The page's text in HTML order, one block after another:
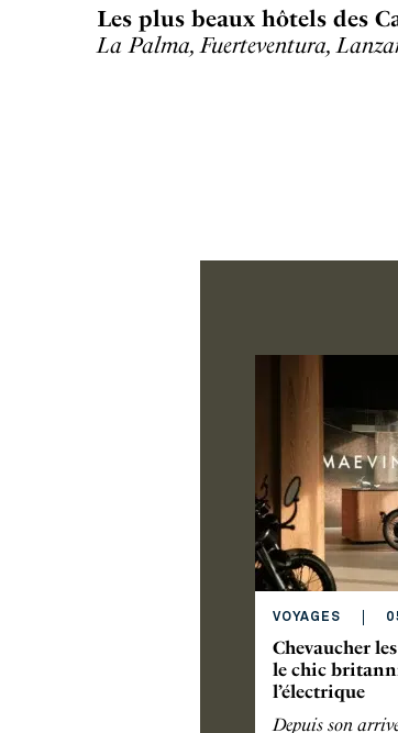
Les plus beaux hôtels des
La Palma, Fuerteventura,
VOYAGES
Chevaucher
le chic
l’électrique
Depuis son